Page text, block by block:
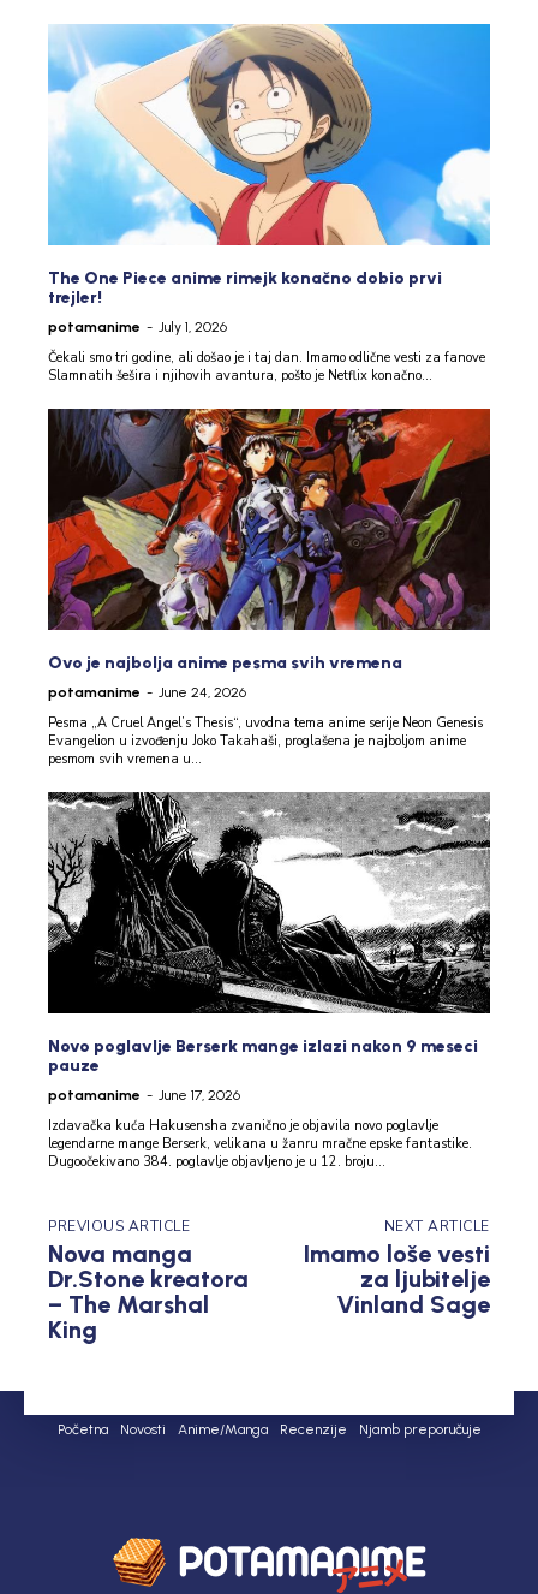
The One Piece anime rimejk konačno dobio prvi
trejler!
potamanime - July 1, 2026
Čekali smo tri godine, ali došao je i taj dan. Imamo odlične vesti za fanove
Slamnatih šešira i njihovih avantura, pošto je Netflix konačno...
Ovo je najbolja anime pesma svih vremena
potamanime - June 24, 2026
Pesma „A Cruel Angel’s Thesis“, uvodna tema anime serije Neon Genesis
Evangelion u izvođenju Joko Takahaši, proglašena je najboljom anime
pesmom svih vremena u...
Novo poglavlje Berserk mange izlazi nakon 9 meseci
pauze
potamanime - June 17, 2026
Izdavačka kuća Hakusensha zvanično je objavila novo poglavlje
legendarne mange Berserk, velikana u žanru mračne epske fantastike.
Dugoočekivano 384. poglavlje objavljeno je u 12. broju...
PREVIOUS ARTICLE
Nova manga
Dr.Stone kreatora
– The Marshal
King
NEXT ARTICLE
Imamo loše vesti
za ljubitelje
Vinland Sage
Početna Novosti Anime/Manga Recenzije Njamb preporučuje